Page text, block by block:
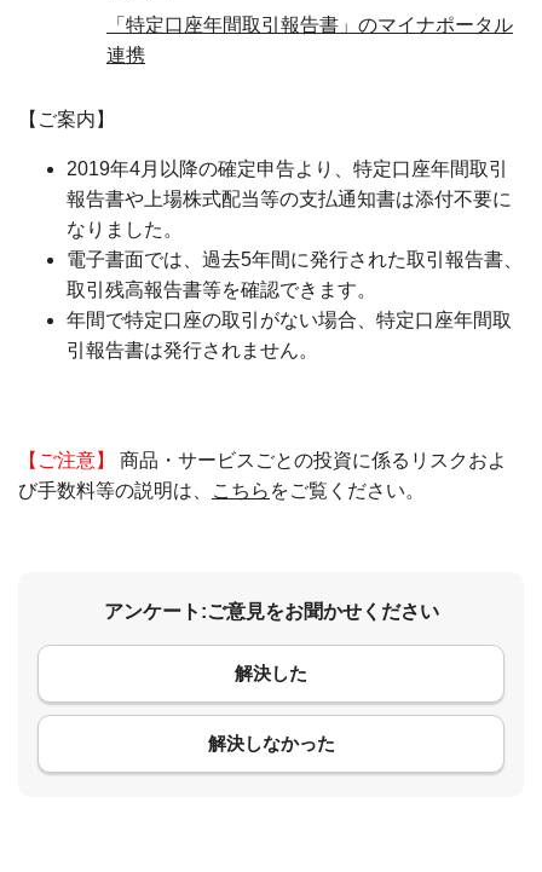
「特定口座年間取引報告書」のマイナポータル
連携
【ご案内】
2019年4月以降の確定申告より、特定口座年間取引
報告書や上場株式配当等の支払通知書は添付不要に
なりました。
電子書面では、過去5年間に発行された取引報告書、
取引残高報告書等を確認できます。
年間で特定口座の取引がない場合、特定口座年間取
引報告書は発行されません。
【ご注意】
商品・サービスごとの投資に係るリスクおよ
び手数料等の説明は、
こちら をご覧ください。
アンケート:ご意見をお聞かせください
解決した
解決しなかった
コメント